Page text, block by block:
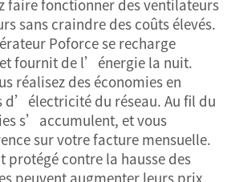
faire fonctionner des ventilateurs
sans craindre des coûts élevés.
Poforce se recharge
fournit de l’énergie la nuit.
réalisez des économies en
d’électricité du réseau. Au fil du
s’accumulent, et vous
sur votre facture mensuelle.
protégé contre la hausse des
peuvent augmenter leurs prix,